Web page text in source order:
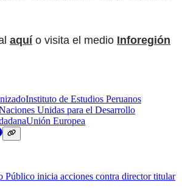
aquío visita el medio Inforegión
Instituto de Estudios Peruanos
Unidas para el Desarrollo
Unión Europea
inicia acciones contra director titular